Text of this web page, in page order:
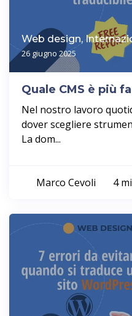
Web design,
26 giugno 2025
Quale CMS è più
Nel nostro lavoro
dover scegliere
La dom...
Marco Cevoli 4